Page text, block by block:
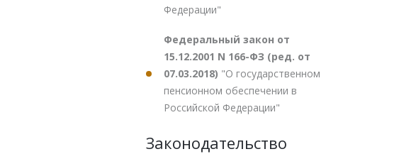
Федерации"
Федеральный закон от
15.12.2001 N 166-ФЗ (ред. от
07.03.2018) "О государственном
пенсионном обеспечении в
Российской Федерации"
Законодательство